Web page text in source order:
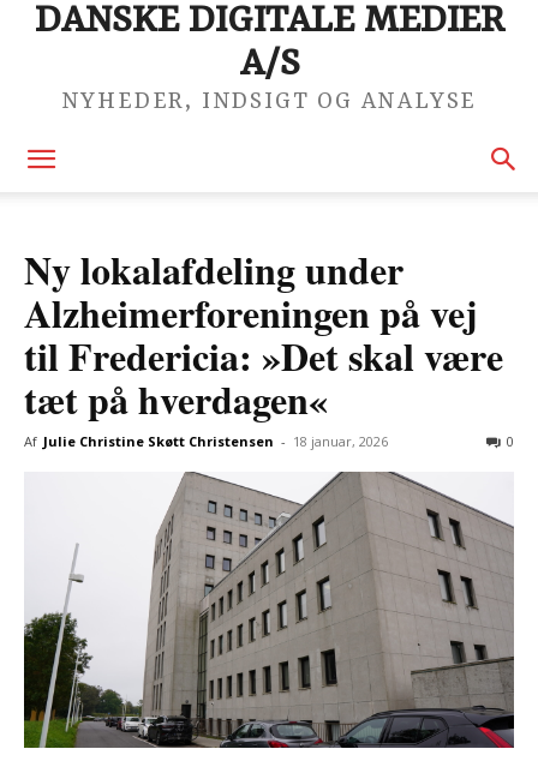
DANSKE DIGITALE MEDIER
A/S
NYHEDER, INDSIGT OG ANALYSE
Ny lokalafdeling under
Alzheimerforeningen på vej
til Fredericia: »Det skal være
tæt på hverdagen«
Af Julie Christine Skøtt Christensen - 18 januar, 2026 0